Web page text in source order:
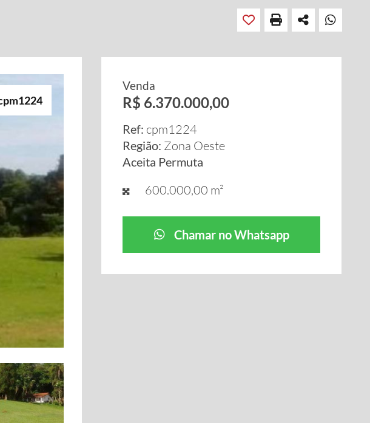
Venda
R$ 6.370.000,00
Ref: cpm1224
Região: Zona Oeste
Aceita Permuta
600.000,00 m²
Chamar no Whatsapp